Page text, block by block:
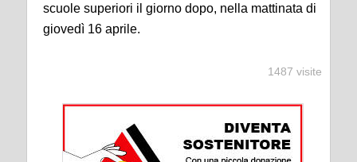
scuole superiori il giorno dopo, nella mattinata di
giovedì 16 aprile.
1487 visite